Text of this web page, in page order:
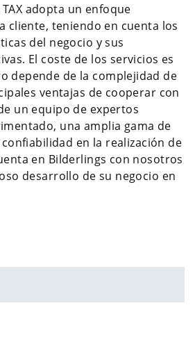
adopta un enfoque
cliente, teniendo en cuenta los
del negocio y sus
El coste de los servicios es
depende de la complejidad de
ventajas de cooperar con
un equipo de expertos
una amplia gama de
en la realización de
en Bilderlings con nosotros
desarrollo de su negocio en